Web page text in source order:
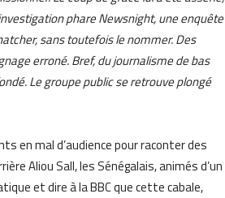
phare Newsnight, une enquête
sans toutefois le nommer. Des
erroné. Bref, du journalisme de bas
Le groupe public se retrouve plongé
en mal d’audience pour raconter des
Aliou Sall, les Sénégalais, animés d’un
et dire à la BBC que cette cabale,